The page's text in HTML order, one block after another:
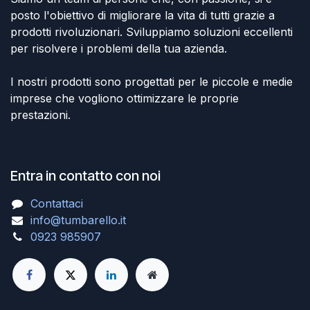
posto l'obiettivo di migliorare la vita di tutti grazie a
prodotti rivoluzionari. Sviluppiamo soluzioni eccellenti
per risolvere i problemi della tua azienda.
I nostri prodotti sono progettati per le piccole e medie
imprese che vogliono ottimizzare le proprie
prestazioni.
Entra in contatto con noi
Contattaci
info@tumbarello.it
0923 985907